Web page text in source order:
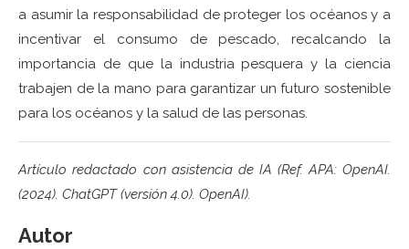
a asumir la responsabilidad de proteger los océanos y a
incentivar el consumo de pescado, recalcando la
importancia de que la industria pesquera y la ciencia
trabajen de la mano para garantizar un futuro sostenible
para los océanos y la salud de las personas.
Artículo redactado con asistencia de IA (Ref. APA: OpenAI.
(2024). ChatGPT (versión 4.0). OpenAI).
Autor